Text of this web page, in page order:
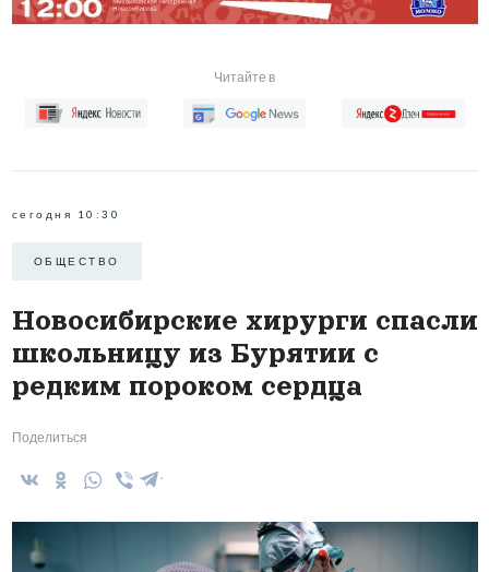
Читайте в
сегодня 10:30
ОБЩЕСТВО
Новосибирские хирурги спасли
школьницу из Бурятии с
редким пороком сердца
Поделиться